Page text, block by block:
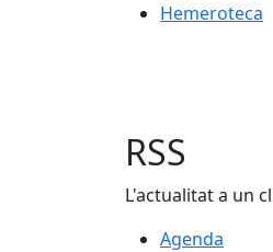
Hemeroteca
RSS
L'actualitat a un
Agenda